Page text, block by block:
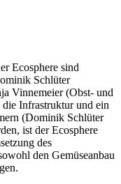
Ecosphere sind
Schlüter
Vinnemeier (Obst- und
Infrastruktur und ein
(Dominik Schlüter
ist der Ecosphere
des
den Gemüseanbau